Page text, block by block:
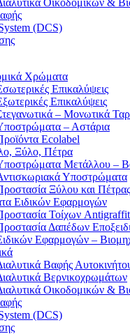
Οικοδομικών &
(DCS)
Χρώματα
Επικαλύψεις
Επικαλύψεις
– Μονωτικά
– Αστάρια
Ecolabel
Ξύλο, Πέτρα
Μετάλλου –
Υποστρώματα
Ξύλου και Πέτρας
Ειδικών Εφαρμογών
Τοίχων
Δαπέδων
Εφαρμογών –
Βαφής
Βερνικοχρωμάτων
Οικοδομικών &
(DCS)